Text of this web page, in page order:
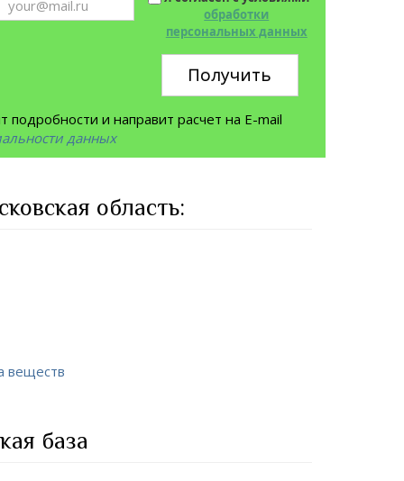
обработки
персональных данных
Получить
и направит расчет на E-mail
данных
область:
веществ
база